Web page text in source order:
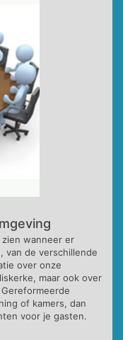
wanneer er
van de verschillende
over onze
maar ook over
of kamers, dan
voor je gasten.